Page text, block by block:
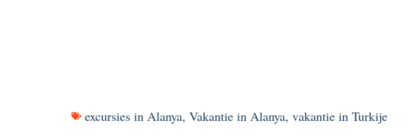
excursies in Alanya, Vakantie in Alanya, vakantie in Turkije